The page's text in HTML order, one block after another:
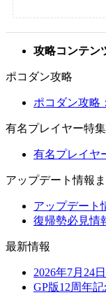
攻略コンテン
ポコダン攻略
ポコダン攻略
有名プレイヤー特集
有名プレイヤ
アップデート情報
アップデート
復帰勢必見情
最新情報
2026年7月24
GP版12周年